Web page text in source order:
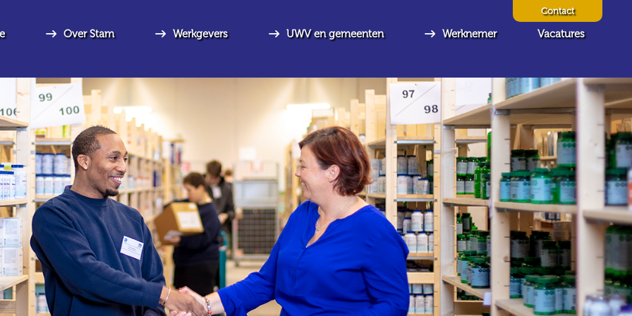
Over Stam Werkgevers UWV en gemeenten Werknemer Vacatures
Contact